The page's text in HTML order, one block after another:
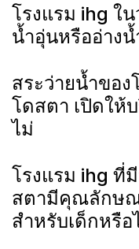
โรงแรม ihg ใ
น้ำอุ่นหรืออ่าง
สระว่ายน้ำของ
โดสตา เปิดให้
ไม่
โรงแรม ihg ที่
สตามีคุณลักษณ
สำหรับเด็กหรือ